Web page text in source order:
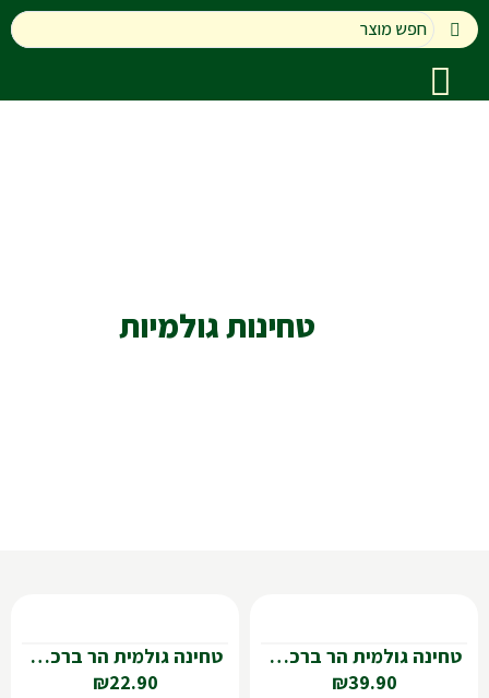
טחינות גולמיות
טחינה גולמית הר ברכה 1קג'
₪39.90
טחינה גולמית הר ברכה 500 גר
₪22.90